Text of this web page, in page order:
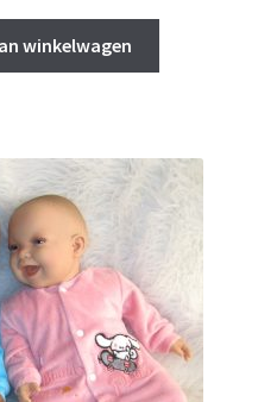
prijs
was:
€ 159,90.
prijs
is:
€ 154,00.
winkelwagen